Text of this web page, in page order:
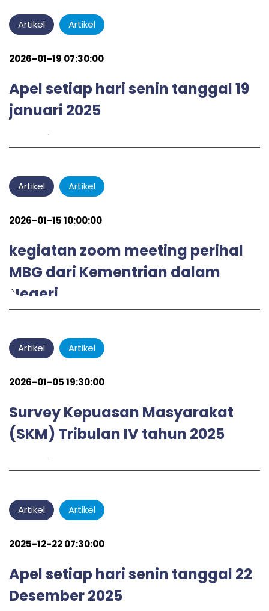
Artikel Artikel
2026-01-19 07:30:00
Apel setiap hari senin tanggal 19
januari 2025
admin
Artikel Artikel
2026-01-15 10:00:00
kegiatan zoom meeting perihal
MBG dari Kementrian dalam
Negeri
Artikel Artikel
2026-01-05 19:30:00
Survey Kepuasan Masyarakat
(SKM) Tribulan IV tahun 2025
admin
Artikel Artikel
2025-12-22 07:30:00
Apel setiap hari senin tanggal 22
Desember 2025